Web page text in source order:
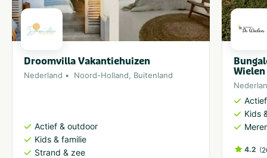
Droomvilla Vakantiehuizen
Nederland Noord-Holland, Buitenland
Actief & outdoor
Kids & familie
Strand & zee
Wielen
Kids
4.2 (